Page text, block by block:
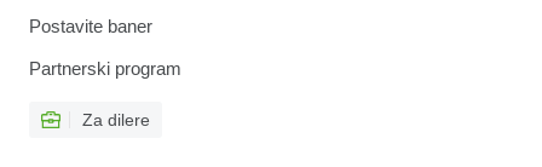
Postavite baner
Partnerski program
Za dilere